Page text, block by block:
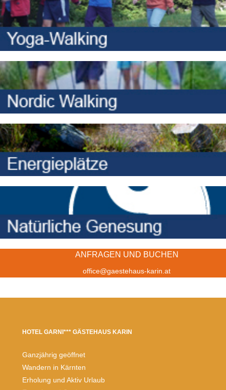
ANFRAGEN UND BUCHEN
office@gaestehaus-karin.at
HOTEL GARNI*** GÄSTEHAUS KARIN
Ganzjährig geöffnet
Wandern in Kärnten
Erholung und Aktiv Urlaub